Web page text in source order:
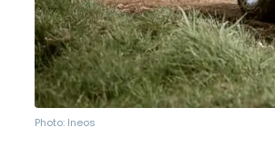
Photo: Ineos